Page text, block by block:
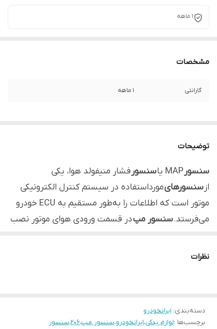
1 ماهه
مشخصات
گارانتی 1 ماهه
توضیحات
سنسور سنسور فشار منیفولد هوا، یکی
از سنسورهایمورداستفاده در سیستم کنترل الکترونیکی
موتور است که اطلاعات را به‌طور مستقیم به ECU خودرو
می‌فرستد.سنسور مپدر قسمت ورودی هوای موتور نصب
توسط پیشرانه به ECU است.
نظرات
دسته‌بندی: ایرانخودرو
برچسب‌ها :لوازم یدکی،ایرانخودرو،سنسور مپ،206،سنسور